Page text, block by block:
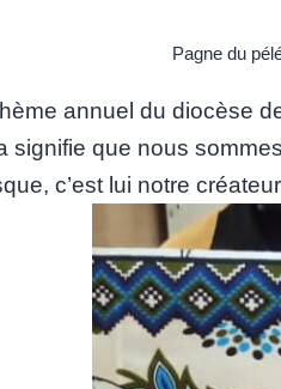
Pagne du
annuel du diocèse
signifie que nous
c’est lui notre